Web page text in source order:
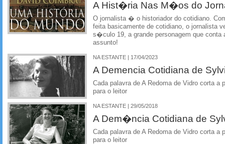
A Hist�ria Nas M�os do
O jornalista � o historiador do cotidiano.
feita basicamente de cotidiano, o jornalista
s�culo 19, a grande personagem que
assunto!
NA ESTANTE | 17/04/2023
A Demencia Cotidiana de
Cada palavra de A Redoma de Vidro corta a
para o leitor
NA ESTANTE | 29/05/2018
A Dem�ncia Cotidiana de
Cada palavra de A Redoma de Vidro corta a
para o leitor